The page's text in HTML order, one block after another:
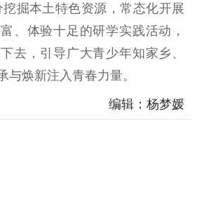
理论宣讲
共建共享平台
政工继续教育学
习平台
册
业务申报系统
挖掘本土特色资源，常态化开展
、体验十足的研学实践活动，
去，引导广大青少年知家乡、
与焕新注入青春力量。
编辑：杨梦媛